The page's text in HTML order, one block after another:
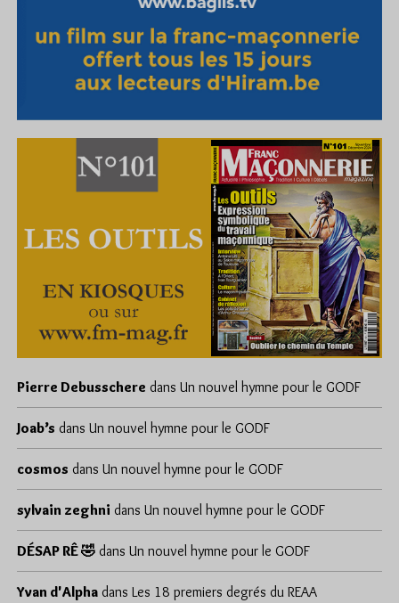
Pierre Debusschere dans Un nouvel hymne pour le GODF
Joab’s dans Un nouvel hymne pour le GODF
cosmos dans Un nouvel hymne pour le GODF
sylvain zeghni dans Un nouvel hymne pour le GODF
DÉSAP RÊ 🤣 dans Un nouvel hymne pour le GODF
Yvan d'Alpha dans Les 18 premiers degrés du REAA